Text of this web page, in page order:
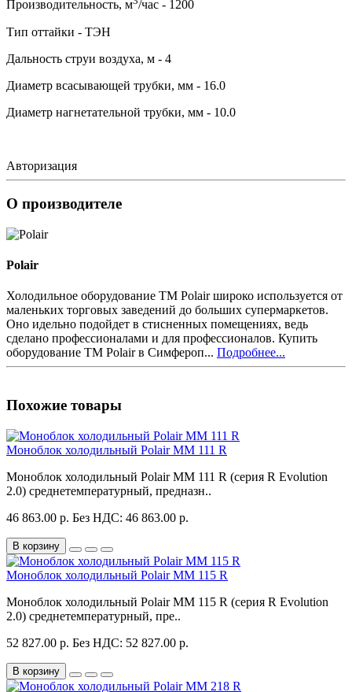
Производительность, м /час - 1200
Тип оттайки - ТЭН
Дальность струи воздуха, м - 4
Диаметр всасывающей трубки, мм - 16.0
Диаметр нагнетательной трубки, мм - 10.0
Авторизация
О производителе
Polair
Холодильное оборудование ТМ Polair широко используется от
маленьких торговых заведений до больших супермаркетов.
Оно идельно подойдет в стисненных помещениях, ведь
сделано профессионалами и для профессионалов. Купить
оборудование ТМ Polair в Симфероп... Подробнее...
Похожие товары
Моноблок холодильный Polair MM 111 R
Моноблок холодильный Polair MM 111 R (серия R Evolution
2.0) среднетемпературный, предназн..
46 863.00 р. Без НДС: 46 863.00 р.
В корзину
Моноблок холодильный Polair MM 115 R
Моноблок холодильный Polair MM 115 R (серия R Evolution
2.0) среднетемпературный, пре..
52 827.00 р. Без НДС: 52 827.00 р.
В корзину